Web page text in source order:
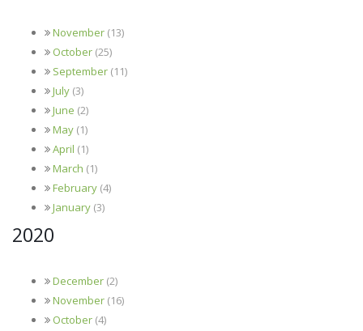
November (13)
October (25)
September (11)
July (3)
June (2)
May (1)
April (1)
March (1)
February (4)
January (3)
2020
December (2)
November (16)
October (4)